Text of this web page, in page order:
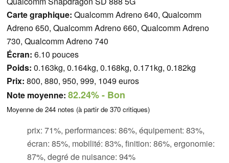
Carte graphique: Qualcomm Adreno 640, Qualcomm
Adreno 650, Qualcomm Adreno 660, Qualcomm Adreno
730, Qualcomm Adreno 740
Écran: 6.10 pouces
Poids: 0.163kg, 0.164kg, 0.168kg, 0.171kg, 0.182kg
Prix: 800, 880, 950, 999, 1049 euros
Note moyenne: 82.24%- Bon
Moyenne de 244 notes (à partir de 370 critiques)
prix: 71%, performances: 86%, équipement: 83%,
écran: 85%, mobilité: 83%, finition: 86%, ergonomie:
87%, degré de nuisance: 94%